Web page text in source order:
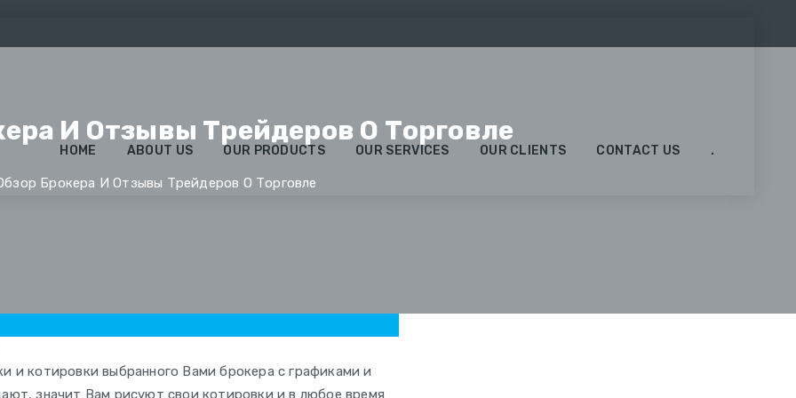
HOME ABOUT US OUR PRODUCTS OUR SERVICES OUR CLIENTS CONTACT US .
И Отзывы Трейдеров О Торговле
Брокера И Отзывы Трейдеров О Торговле
и котировки выбранного Вами брокера с графиками и
значит Вам рисуют свои котировки и в любое время